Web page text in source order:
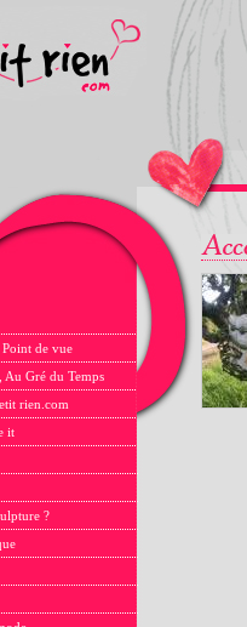
de vue
Au Gré du Temps
rien.com
it
?